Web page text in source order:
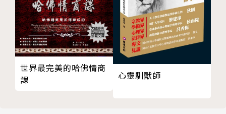
世界最完美的哈佛情商
課
心靈馴獸師